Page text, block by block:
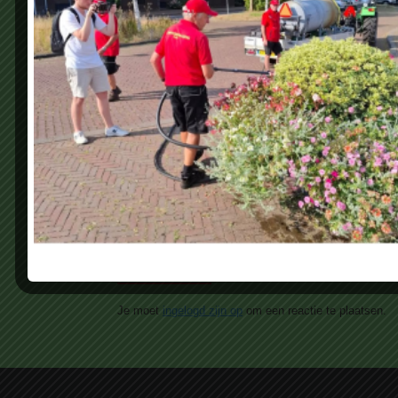
Je moet ingelogd zijn op om een reactie te plaatsen.